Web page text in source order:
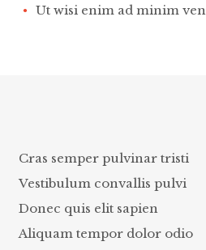
Ut wisi enim ad minim ven
Cras semper pulvinar tristi
Vestibulum convallis pulvi
Donec quis elit sapien
Aliquam tempor dolor odio